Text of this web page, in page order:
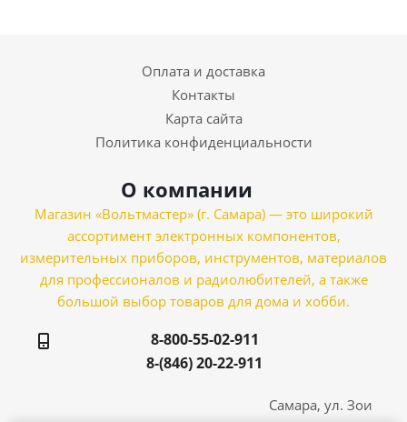
Оплата и доставка
Контакты
Карта сайта
Политика конфиденциальности
О компании
Магазин «Вольтмастер» (г. Самара) — это широкий
ассортимент электронных компонентов,
измерительных приборов, инструментов, материалов
для профессионалов и радиолюбителей, а также
большой выбор товаров для дома и хобби.
8-800-55-02-911
8-(846) 20-22-911
Самара, ул. Зои